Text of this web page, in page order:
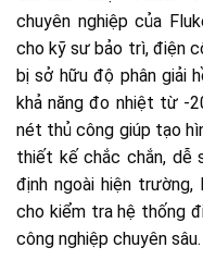
chuyên nghiệp của
cho kỹ sư bảo trì, điện
bị sở hữu độ phân giải
khả năng đo nhiệt từ -
nét thủ công giúp tạo
thiết kế chắc chắn, dễ
định ngoài hiện
cho kiểm tra hệ thống
công nghiệp chuyên sâu.